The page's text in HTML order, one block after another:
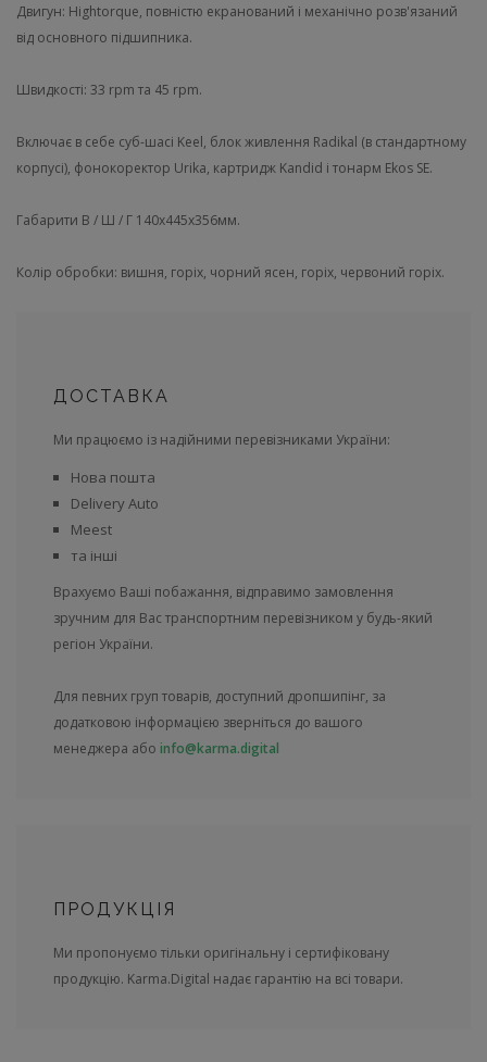
Двигун: Hightorque, повністю екранований і механічно розв'язаний
від основного підшипника.
Швидкості: 33 rpm та 45 rpm.
Включає в себе суб-шасі Keel, блок живлення Radikal (в стандартному
корпусі), фонокоректор Urika, картридж Kandid і тонарм Ekos SE.
Габарити В / Ш / Г 140х445х356мм.
Колір обробки: вишня, горіх, чорний ясен, горіх, червоний горіх.
ДОСТАВКА
Ми працюємо із надійними перевізниками України:
Нова пошта
Delivery Auto
Meest
та інші
Врахуємо Ваші побажання, відправимо замовлення
зручним для Вас транспортним перевізником у будь-який
регіон України.
Для певних груп товарів, доступний дропшипінг, за
додатковою інформацією зверніться до вашого
менеджера або info@karma.digital
ПРОДУКЦІЯ
Ми пропонуємо тільки оригінальну і сертифіковану
продукцію. Karma.Digital надає гарантію на всі товари.